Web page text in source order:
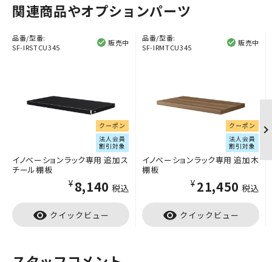
関連商品やオプションパーツ
品番/型番:
SF-IRSTCU345
販売中
クーポン
法人会員
割引対象
イノベーションラック専用 追加ス
チール棚板
¥8,140 税込
visibility クイックビュー
品番/型番:
SF-IRMTCU345
販売中
クーポン
法人会員
割引対象
イノベーションラック専用 追加木
棚板
¥21,450 税込
visibility クイックビュー